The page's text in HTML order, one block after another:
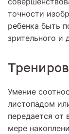
точности
ребенка быть
зрительного и
Умение
листопадом
передается от
мере